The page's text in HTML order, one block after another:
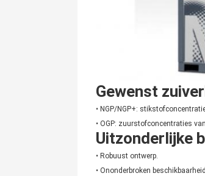
Gewenst
• NGP/NGP+:
• OGP: zuurstofconcentraties
Uitzonderlijke
• Robuust ontwerp.
• Ononderbroken